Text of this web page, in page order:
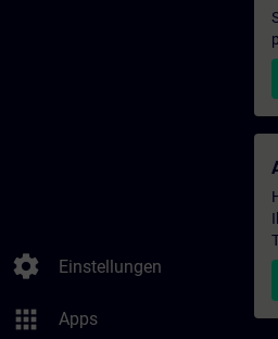
settings Einstellungen
apps Apps